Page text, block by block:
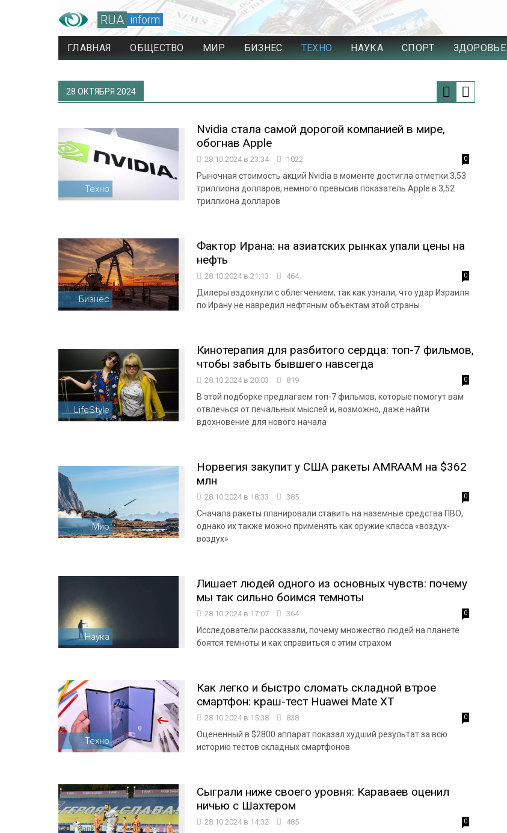
RUA inform
ГЛАВНАЯ ОБЩЕСТВО МИР БИЗНЕС ТЕХНО НАУКА СПОРТ ЗДОРОВЬЕ
28 ОКТЯБРЯ 2024
Техно
Nvidia стала самой дорогой компанией в мире,
обогнав Apple
28.10.2024 в 23:34 1022 0
Рыночная стоимость акций Nvidia в моменте достигла отметки 3,53
триллиона долларов, немного превысив показатель Apple в 3,52
триллиона долларов
Бизнес
Фактор Ирана: на азиатских рынках упали цены на
нефть
28.10.2024 в 21:13 464 0
Дилеры вздохнули с облегчением, так как узнали, что удар Израиля
по Ирану не навредил нефтяным объектам этой страны
LifeStyle
Кинотерапия для разбитого сердца: топ-7 фильмов,
чтобы забыть бывшего навсегда
28.10.2024 в 20:03 819 0
В этой подборке предлагаем топ-7 фильмов, которые помогут вам
отвлечься от печальных мыслей и, возможно, даже найти
вдохновение для нового начала
Мир
Норвегия закупит у США ракеты AMRAAM на $362
млн
28.10.2024 в 18:33 385 0
Сначала ракеты планировали ставить на наземные средства ПВО,
однако их также можно применять как оружие класса «воздух-
воздух»
Наука
Лишает людей одного из основных чувств: почему
мы так сильно боимся темноты
28.10.2024 в 17:07 364 0
Исследователи рассказали, почему множество людей на планете
боятся темноты и как справиться с этим страхом
Техно
Как легко и быстро сломать складной втрое
смартфон: краш-тест Huawei Mate XT
28.10.2024 в 15:38 838 0
Оцененный в $2800 аппарат показал худший результат за всю
историю тестов складных смартфонов
Сыграли ниже своего уровня: Караваев оценил
ничью с Шахтером
28.10.2024 в 14:32 485 0